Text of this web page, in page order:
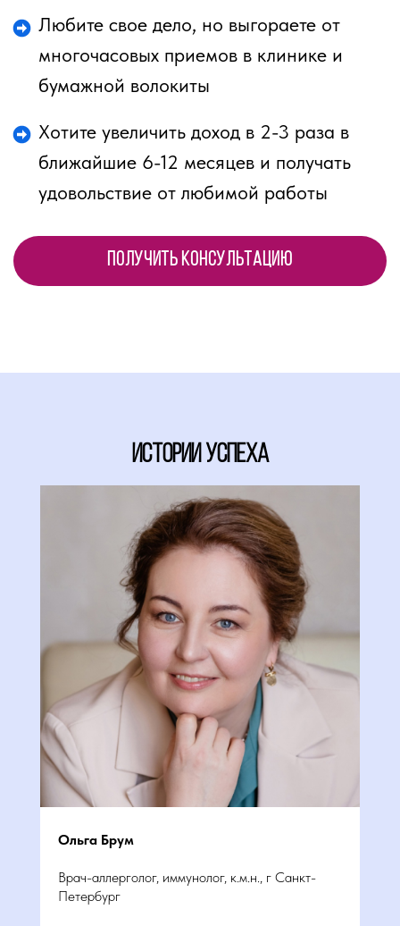
Истории успеха
Ольга Брум
Врач-аллерголог, иммунолог, к.м.н., г Санкт-
Петербург
Провел уже более 1200 консультаций
по медицинскому маркетингу
Обучил несколько сотен врачей
Врач акушер-гинеколог, уролог,
Преподаватель
Более 5 000 штук продаж бадов
“Как стать успешным и богатым с
помощью биохакинга”,
“ПОТЕНЦИЯ И ЛИБИДО. Все о мужском
здоровье и даже больше…”,
"Как быстро забеременеть",
"42 недели в предвкушении счастья",
"Мой мужчина-моя крепость",
Ольга Прядухина